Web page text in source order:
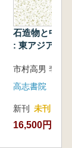
石造物と中世
: 東アジアと
高志書院
新刊 未刊
16,500円